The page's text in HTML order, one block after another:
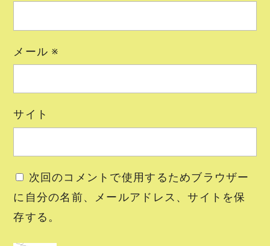
メール ※
サイト
次回のコメントで使用するためブラウザー
に自分の名前、メールアドレス、サイトを保
存する。